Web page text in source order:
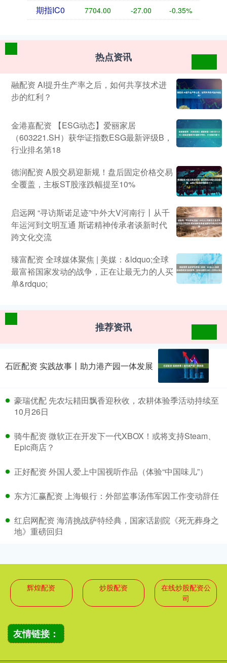
期指IC0 7704.00 -27.00 -0.35%
热点资讯
融配资 AI提升生产率之后，如何共享技术进
步的红利？
金港嘉配资 【ESG动态】爱丽家居
（603221.SH）获华证指数ESG最新评级B，
行业排名第18
德润配资 A股交易迎新规！盘后固定价格交易
全覆盖，主板ST股涨跌幅提至10%
启远网 “寻访斯诺足迹”中外大V河南行丨从千
年运河到文明互通 斯诺精神传承者谈新时代
跨文化交流
臻富配资 全球媒体聚焦 | 美媒：&ldquo;全球
最富裕国家发动的战争，正在让最无力的人买
单&rdquo;
推荐资讯
石匠配资 实践故事丨助力港产园一体发展
豪瑞优配 先农坛耤田飘香迎秋收，农耕体验季活动持续至
10月26日
骑牛配资 微软正在开发下一代XBOX！或将支持Steam、
Epic商店？
正好配资 外国人爱上中国视听作品（体验“中国味儿”）
东方汇赢配资 上海银行：外部监事汤伟军因工作变动辞任
红启网配资 海清挑战萨特经典，国家话剧院《死无葬身之
地》重磅回归
辉煌配资 炒股配资
在线炒股配资公
司
友情链接：